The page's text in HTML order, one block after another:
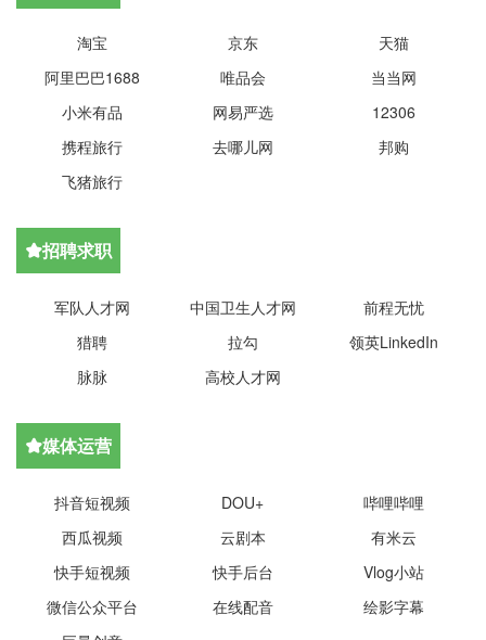
淘宝 京东
天猫
阿里巴巴1688
唯品会
当当网
小米有品
网易严选
12306
携程旅行
去哪儿网
邦购
飞猪旅行
招聘求职
军队人才网 中国卫生人才网
前程无忧
猎聘
拉勾
领英LinkedIn
脉脉
高校人才网
媒体运营
抖音短视频 DOU+
哔哩哔哩
西瓜视频
云剧本
有米云
快手短视频
快手后台
Vlog小站
微信公众平台
在线配音
绘影字幕